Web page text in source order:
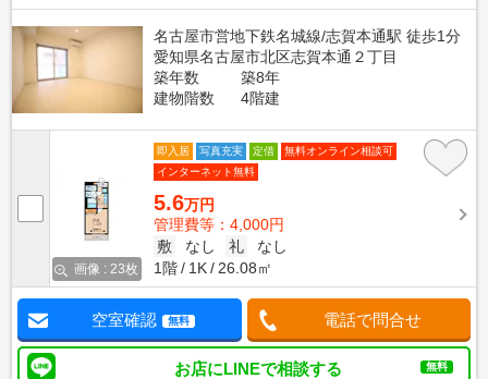
名古屋市営地下鉄名城線/志賀本通駅 徒歩1分
愛知県名古屋市北区志賀本通２丁目
築年数
築8年
建物階数
4階建
画像 : 23枚
即入居 写真充実 定借
無料オンライン相談可
インターネット無料
5.6万円
管理費等：4,000円
敷
なし 礼
なし
1階
1K 26.08㎡
空室確認 無料 電話で問合せ
お店にLINEで相談する 無料